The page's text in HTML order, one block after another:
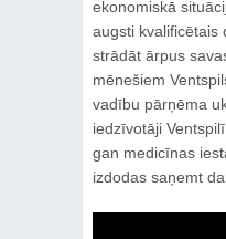
ekonomiskā
augsti kvalificētais
strādāt ārpus
mēnešiem
vadību pārņēma
iedzīvotāji
gan medicīnas
izdodas saņemt